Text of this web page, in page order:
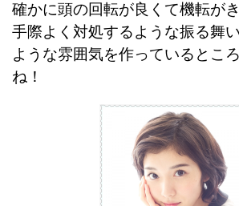
確かに頭の回転が良くて機転が
手際よく対処するような振る舞
ような雰囲気を作っているとこ
ね！